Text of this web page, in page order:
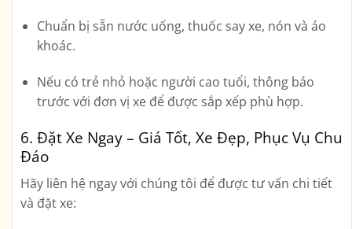
Chuẩn bị sẵn nước uống, thuốc say xe, nón và áo
khoác.
Nếu có trẻ nhỏ hoặc người cao tuổi, thông báo
trước với đơn vị xe để được sắp xếp phù hợp.
6. Đặt Xe Ngay – Giá Tốt, Xe Đẹp, Phục Vụ Chu
Đáo
Hãy liên hệ ngay với chúng tôi để được tư vấn chi tiết
và đặt xe: